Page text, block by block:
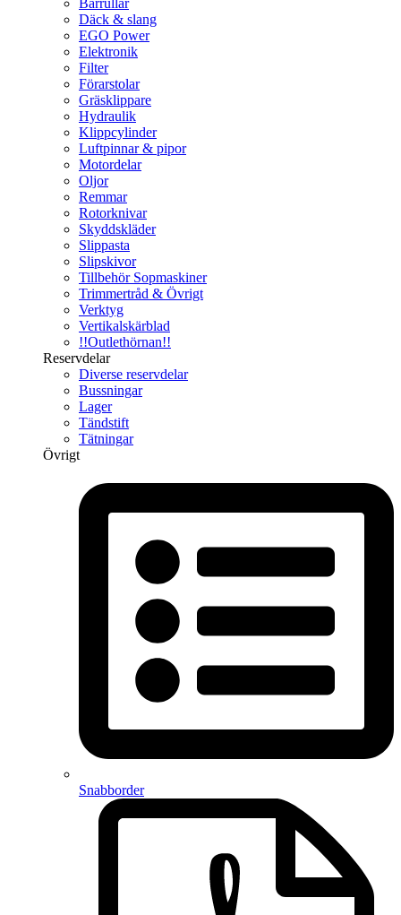
Bärrullar
Däck & slang
EGO Power
Elektronik
Filter
Förarstolar
Gräsklippare
Hydraulik
Klippcylinder
Luftpinnar & pipor
Motordelar
Oljor
Remmar
Rotorknivar
Skyddskläder
Slippasta
Slipskivor
Tillbehör Sopmaskiner
Trimmertråd & Övrigt
Verktyg
Vertikalskärblad
!!Outlethörnan!!
Reservdelar
Diverse reservdelar
Bussningar
Lager
Tändstift
Tätningar
Övrigt
Snabborder